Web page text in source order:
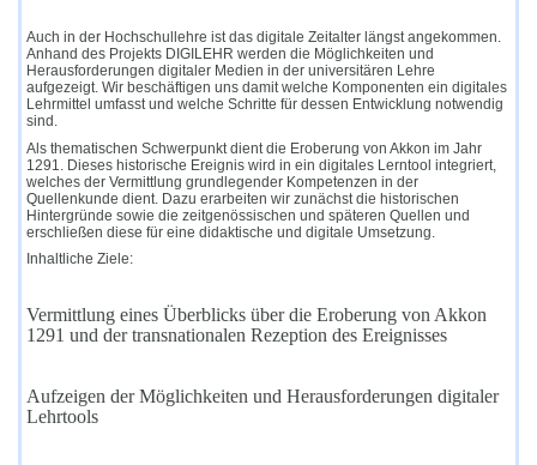
Auch in der Hochschullehre ist das digitale Zeitalter längst angekommen.
Anhand des Projekts DIGILEHR werden die Möglichkeiten und
Herausforderungen digitaler Medien in der universitären Lehre
aufgezeigt. Wir beschäftigen uns damit welche Komponenten ein digitales
Lehrmittel umfasst und welche Schritte für dessen Entwicklung notwendig
sind.
Als thematischen Schwerpunkt dient die Eroberung von Akkon im Jahr
1291. Dieses historische Ereignis wird in ein digitales Lerntool integriert,
welches der Vermittlung grundlegender Kompetenzen in der
Quellenkunde dient. Dazu erarbeiten wir zunächst die historischen
Hintergründe sowie die zeitgenössischen und späteren Quellen und
erschließen diese für eine didaktische und digitale Umsetzung.
Inhaltliche Ziele:
Vermittlung eines Überblicks über die Eroberung von Akkon
1291 und der transnationalen Rezeption des Ereignisses
Aufzeigen der Möglichkeiten und Herausforderungen digitaler
Lehrtools